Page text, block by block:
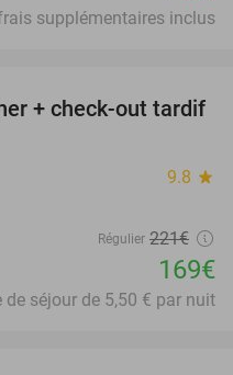
supplémentaires inclus
24%
+ check-out tardif
9.8 star
Régulier 221€
169€
de séjour de 5,50 € par nuit